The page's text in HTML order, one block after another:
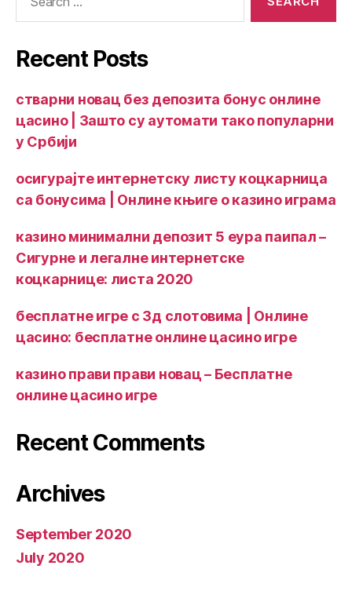
Recent Posts
стварни новац без депозита бонус онлине
цасино | Зашто су аутомати тако популарни
у Србији
осигурајте интернетску листу коцкарница
са бонусима | Онлине књиге о казино играма
казино минимални депозит 5 еура паипал –
Сигурне и легалне интернетске
коцкарнице: листа 2020
бесплатне игре с 3д слотовима | Онлине
цасино: бесплатне онлине цасино игре
казино прави прави новац – Бесплатне
онлине цасино игре
Recent Comments
Archives
September 2020
July 2020